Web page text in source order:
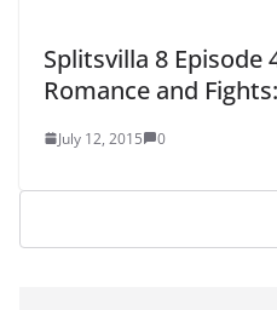
Splitsvilla 8 Episode
Romance and
July 12, 2015 0